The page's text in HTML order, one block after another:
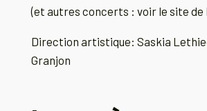
(et autres concerts : voir le site de
Direction artistique: Saskia
Granjon